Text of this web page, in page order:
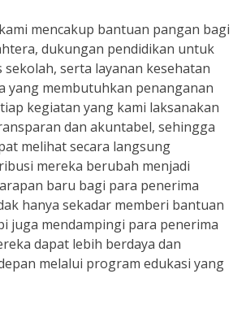
mencakup bantuan pangan bagi
dukungan pendidikan untuk
serta layanan kesehatan
yang membutuhkan penanganan
kegiatan yang kami laksanakan
dan akuntabel, sehingga
melihat secara langsung
mereka berubah menjadi
baru bagi para penerima
hanya sekadar memberi bantuan
juga mendampingi para penerima
dapat lebih berdaya dan
melalui program edukasi yang